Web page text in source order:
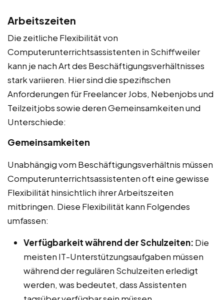
Arbeitszeiten
Die zeitliche Flexibilität von
Computerunterrichtsassistenten in Schiffweiler
kann je nach Art des Beschäftigungsverhältnisses
stark variieren. Hier sind die spezifischen
Anforderungen für Freelancer Jobs, Nebenjobs und
Teilzeitjobs sowie deren Gemeinsamkeiten und
Unterschiede:
Gemeinsamkeiten
Unabhängig vom Beschäftigungsverhältnis müssen
Computerunterrichtsassistenten oft eine gewisse
Flexibilität hinsichtlich ihrer Arbeitszeiten
mitbringen. Diese Flexibilität kann Folgendes
umfassen:
Verfügbarkeit während der Schulzeiten: Die
meisten IT-Unterstützungsaufgaben müssen
während der regulären Schulzeiten erledigt
werden, was bedeutet, dass Assistenten